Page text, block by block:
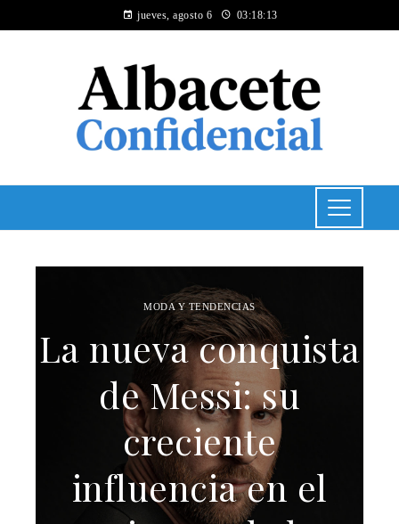
jueves, agosto 6 03:18:13
MODA Y TENDENCIAS
La nueva conquista
de Messi: su
creciente
influencia en el